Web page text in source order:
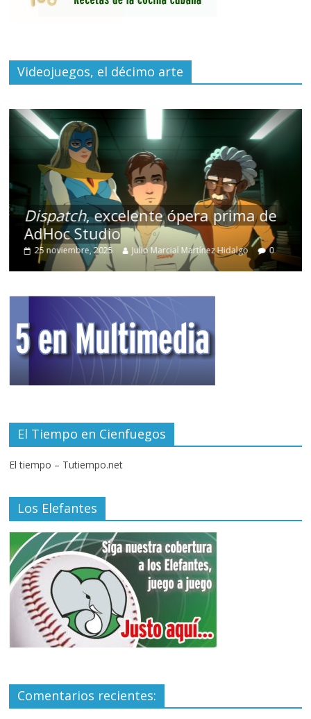
Videojuegos, el décimo arte
Dispatch, excelente ópera prima de
AdHoc Studio
25 noviembre, 2025 Julio Marcial Martínez Hidalgo 0
El Tiempo en Cienfuegos
El tiempo – Tutiempo.net
Los Elefantes
Comentarios recientes: